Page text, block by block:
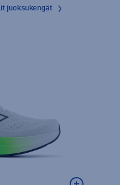
juoksukengät